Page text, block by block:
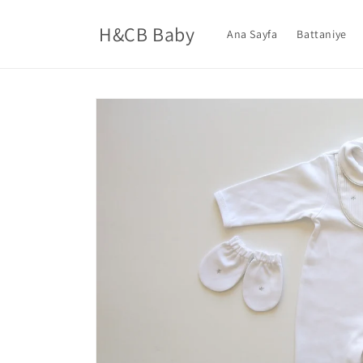
H&CB Baby Ana Sayfa Battaniye
Ürün